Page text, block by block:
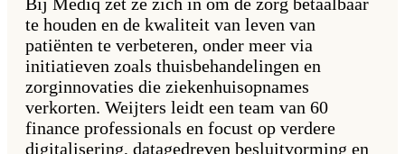
te houden en de kwaliteit van leven van
patiënten te verbeteren, onder meer via
initiatieven zoals thuisbehandelingen en
zorginnovaties die ziekenhuisopnames
verkorten. Weijters leidt een team van 60
finance professionals en focust op verdere
digitalisering, datagedreven besluitvorming en